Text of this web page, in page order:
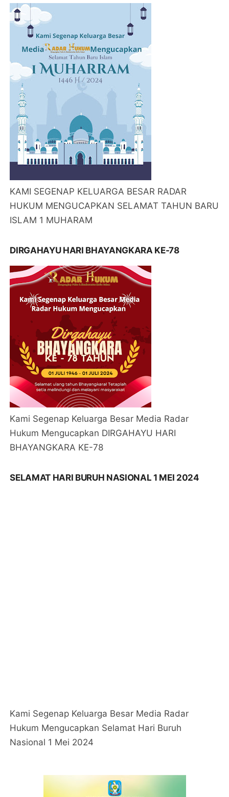
KAMI SEGENAP KELUARGA BESAR RADAR
HUKUM MENGUCAPKAN SELAMAT TAHUN BARU
ISLAM 1 MUHARAM
DIRGAHAYU HARI BHAYANGKARA KE-78
Kami Segenap Keluarga Besar Media Radar
Hukum Mengucapkan DIRGAHAYU HARI
BHAYANGKARA KE-78
SELAMAT HARI BURUH NASIONAL 1 MEI 2024
Kami Segenap Keluarga Besar Media Radar
Hukum Mengucapkan Selamat Hari Buruh
Nasional 1 Mei 2024